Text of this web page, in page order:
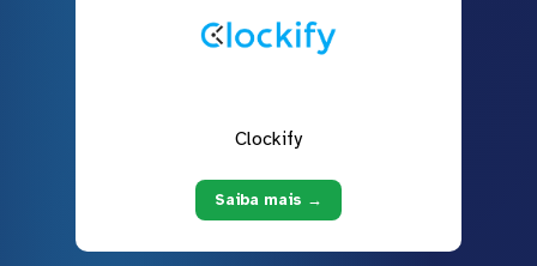
Clockify
Saiba mais →